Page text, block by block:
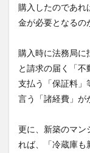
購入したのであれ
金が必要となるの
購入時に法務局に
と請求の届く「不
支払う「保証料」
言う「諸経費」が
更に、新築のマン
れば、「冷蔵庫も